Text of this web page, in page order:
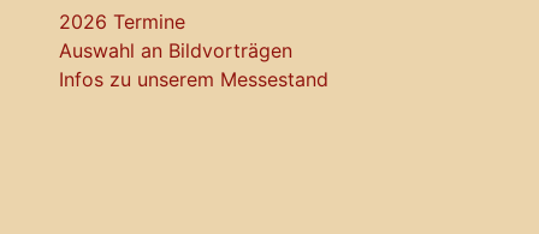
2026 Termine
Auswahl an Bildvorträgen
Infos zu unserem Messestand